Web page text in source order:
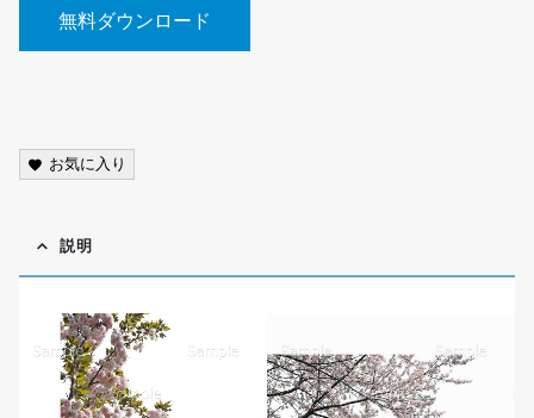
無料ダウンロード
お気に入り
説明